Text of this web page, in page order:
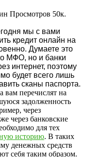
Просмотров 50к.
мы с вами
кредит онлайн на
Думаете это
МФО, но и банки
интернет, поэтому
будет всего лишь
сканы паспорта.
вам перечислят на
задолженность
через
через банковские
для тех
историю. В таких
денежных средств
себя таким образом.